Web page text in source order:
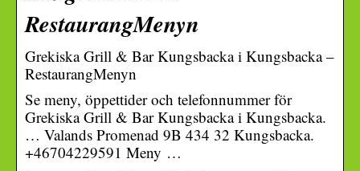
RestaurangMenyn
Grekiska Grill & Bar Kungsbacka i Kungsbacka –
RestaurangMenyn
Se meny, öppettider och telefonnummer för
Grekiska Grill & Bar Kungsbacka i Kungsbacka.
… Valands Promenad 9B 434 32 Kungsbacka.
+46704229591 Meny …